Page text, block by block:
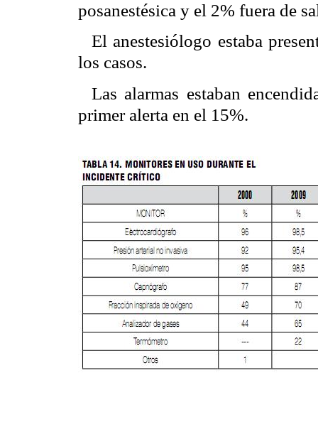
posanestésica y el 2% fuera de
El anestesiólogo estaba
los casos.
Las alarmas estaban
primer alerta en el 15%.